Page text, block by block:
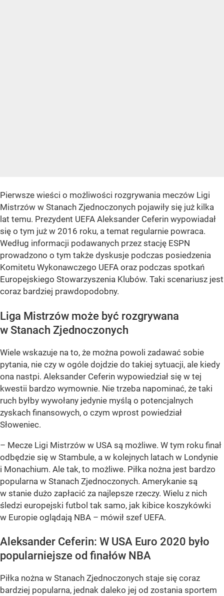
Pierwsze wieści o możliwości rozgrywania meczów Ligi
Mistrzów w Stanach Zjednoczonych pojawiły się już kilka
lat temu. Prezydent UEFA Aleksander Ceferin wypowiadał
się o tym już w 2016 roku, a temat regularnie powraca.
Według informacji podawanych przez stację ESPN
prowadzono o tym także dyskusje podczas posiedzenia
Komitetu Wykonawczego UEFA oraz podczas spotkań
Europejskiego Stowarzyszenia Klubów. Taki scenariusz jest
coraz bardziej prawdopodobny.
Liga Mistrzów może być rozgrywana
w Stanach Zjednoczonych
Wiele wskazuje na to, że można powoli zadawać sobie
pytania, nie czy w ogóle dojdzie do takiej sytuacji, ale kiedy
ona nastpi. Aleksander Ceferin wypowiedział się w tej
kwestii bardzo wymownie. Nie trzeba napominać, że taki
ruch byłby wywołany jedynie myślą o potencjalnych
zyskach finansowych, o czym wprost powiedział
Słoweniec.
– Mecze Ligi Mistrzów w USA są możliwe. W tym roku finał
odbędzie się w Stambule, a w kolejnych latach w Londynie
i Monachium. Ale tak, to możliwe. Piłka nożna jest bardzo
popularna w Stanach Zjednoczonych. Amerykanie są
w stanie dużo zapłacić za najlepsze rzeczy. Wielu z nich
śledzi europejski futbol tak samo, jak kibice koszykówki
w Europie oglądają NBA – mówił szef UEFA.
Aleksander Ceferin: W USA Euro 2020 było
popularniejsze od finałów NBA
Piłka nożna w Stanach Zjednoczonych staje się coraz
bardziej popularna, jednak daleko jej od zostania sportem